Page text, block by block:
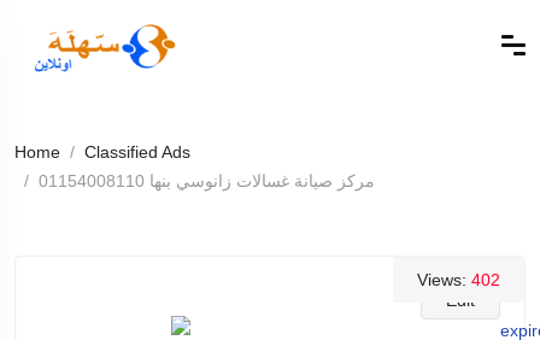
Home
Classified Ads
مركز صيانة غسالات زانوسي بنها 01154008110
Edit
Views: 402